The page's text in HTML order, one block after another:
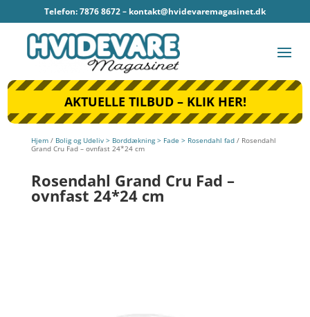
Telefon: 7876 8672 – kontakt@hvidevaremagasinet.dk
AKTUELLE TILBUD – KLIK HER!
Hjem/ Bolig og Udeliv > Borddækning > Fade > Rosendahl fad/ Rosendahl
Grand Cru Fad – ovnfast 24*24 cm
Rosendahl Grand Cru Fad –
ovnfast 24*24 cm